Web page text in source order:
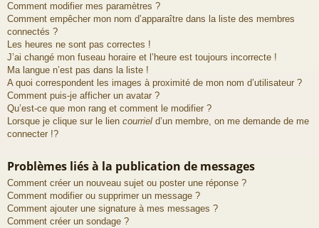
Comment modifier mes paramètres ?
Comment empêcher mon nom d’apparaître dans la liste des membres
connectés ?
Les heures ne sont pas correctes !
J’ai changé mon fuseau horaire et l’heure est toujours incorrecte !
Ma langue n’est pas dans la liste !
A quoi correspondent les images à proximité de mon nom d’utilisateur ?
Comment puis-je afficher un avatar ?
Qu’est-ce que mon rang et comment le modifier ?
Lorsque je clique sur le lien courriel d’un membre, on me demande de me
connecter !?
Problèmes liés à la publication de messages
Comment créer un nouveau sujet ou poster une réponse ?
Comment modifier ou supprimer un message ?
Comment ajouter une signature à mes messages ?
Comment créer un sondage ?